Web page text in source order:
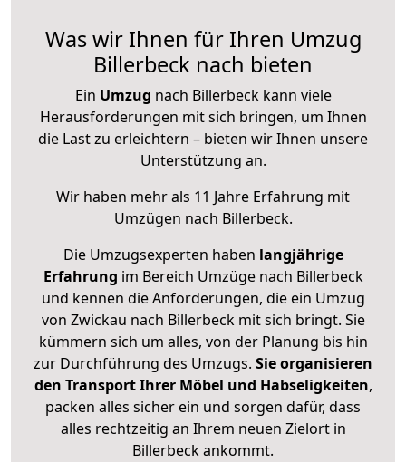
Was wir Ihnen für Ihren Umzug
Billerbeck nach bieten
Ein Umzug nach Billerbeck kann viele
Herausforderungen mit sich bringen, um Ihnen
die Last zu erleichtern – bieten wir Ihnen unsere
Unterstützung an.
Wir haben mehr als 11 Jahre Erfahrung mit
Umzügen nach Billerbeck.
Die Umzugsexperten haben langjährige
Erfahrung im Bereich Umzüge nach Billerbeck
und kennen die Anforderungen, die ein Umzug
von Zwickau nach Billerbeck mit sich bringt. Sie
kümmern sich um alles, von der Planung bis hin
zur Durchführung des Umzugs. Sie organisieren
den Transport Ihrer Möbel und Habseligkeiten,
packen alles sicher ein und sorgen dafür, dass
alles rechtzeitig an Ihrem neuen Zielort in
Billerbeck ankommt.